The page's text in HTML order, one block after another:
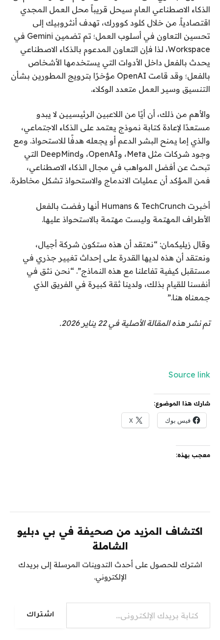
الذكاء الاصطناعي العام سيحل قريباً محل العمل المجدي
اقتصادياً. من خلال كلود كوورك، تهدف أنثروبيك إلى
تحسين التعاون في أسلوب العمل؛ تم تضمين Gemini في
Workspace، لذا فإن التعاون المدعوم بالذكاء الاصطناعي
يحدث بالفعل داخل الأدوات التي يستخدمها الأشخاص
بالفعل؛ وقد قامت OpenAI مؤخرًا بترويج المطورين بشأن
التنسيق وسير العمل متعدد الوكلاء.
والأهم من ذلك، أن أيًا من اللاعبين الرئيسيين لا يبدو
مستعدًا لإعادة كتابة نموذج يعتمد على الذكاء الاجتماعي،
والذي إما يمنح البشر الدعم أو يجعله هدفًا للاستحواذ. ومع
وجود شركات مثل Meta، وOpenAI، وDeepMind التي
تبحث عن أفضل المواهب في مجال الذكاء الاصطناعي،
فمن المؤكد أن عمليات الاندماج والاستحواذ تشكل مخاطرة.
أخبرت Humans & TechCrunch أنها رفضت بالفعل
الأطراف المهتمة وليست مهتمة بالاستحواذ عليها.
وقال زيليكمان: “نعتقد أن هذه ستكون شركة أجيال،
ونعتقد أن هذه لديها القدرة على إحداث تغيير جذري في
مستقبل كيفية تفاعلنا مع هذه النماذج”. “نحن نثق في
أنفسنا للقيام بذلك، ولدينا ثقة كبيرة في الفريق الذي
جمعناه هنا.”
تم نشر هذه المقالة الأصلية في 22 يناير 2026.
Source link
شارك هذا الموضوع:
فيس بوك X
معجب بهذه:
اكتشاف المزيد من صحيفة في بي دبليو
الشاملة
اشترك للحصول على أحدث التدوينات المرسلة إلى بريدك
الإلكتروني.
كتابة بريدك الإلكتروني...
اشتراك